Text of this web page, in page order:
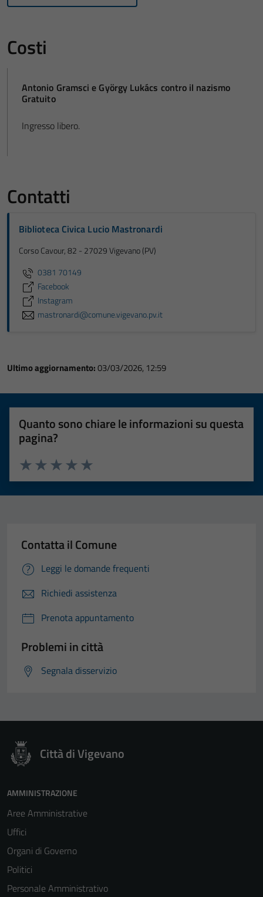
Costi
Antonio Gramsci e György Lukács contro il nazismo
Gratuito
Ingresso libero.
Contatti
Biblioteca Civica Lucio Mastronardi
Corso Cavour, 82 - 27029 Vigevano (PV)
0381 70149
Facebook
Instagram
mastronardi@comune.vigevano.pv.it
Ultimo aggiornamento:03/03/2026, 12:59
Quanto sono chiare le informazioni su questa
pagina?
Valuta 5 stelle su 5
Valuta 4 stelle su 5
Valuta 3 stelle su 5
Valuta 2 stelle su 5
Valuta 1 stelle su 5
Contatta il Comune
Leggi le domande frequenti
Richiedi assistenza
Prenota appuntamento
Problemi in città
Segnala disservizio
Città di Vigevano
AMMINISTRAZIONE
Aree Amministrative
Uffici
Organi di Governo
Politici
Personale Amministrativo